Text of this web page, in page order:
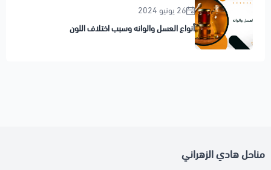
26 يونيو 2024
أنواع العسل والوانه وسبب اختلاف اللون
مناحل هادي الزهراني